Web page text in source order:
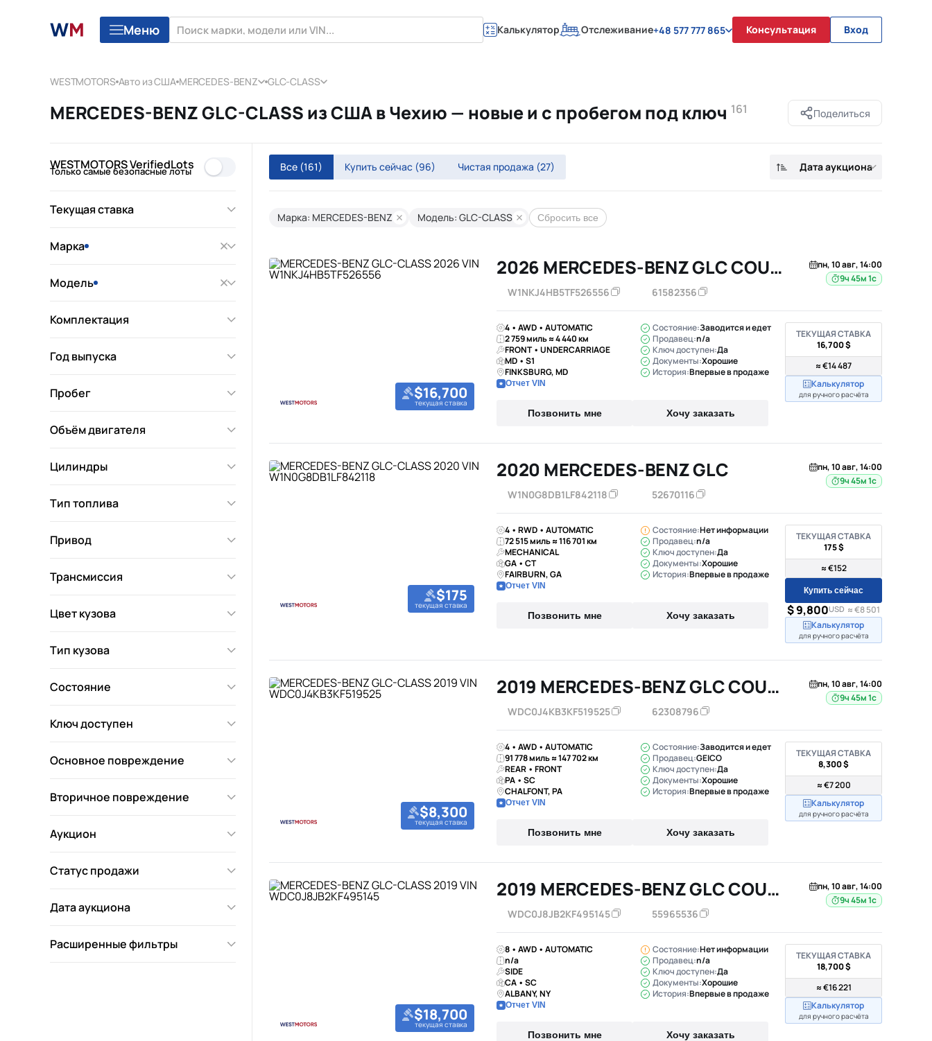
Меню Калькулятор Отслеживание+48 577 777 865 Консультация Вход
WESTMOTORS Авто из США MERCEDES-BENZ GLC-CLASS
MERCEDES-BENZ GLC-CLASS из США в Чехию — новые и с пробегом под ключ 161 Поделиться
WESTMOTORS VerifiedLots
Только самые безопасные лоты
Текущая ставка
Марка
Модель
Комплектация
Год выпуска
Пробег
Объём двигателя
Цилиндры
Тип топлива
Привод
Трансмиссия
Цвет кузова
Тип кузова
Состояние
Ключ доступен
Основное повреждение
Вторичное повреждение
Аукцион
Статус продажи
Дата аукциона
Расширенные фильтры
Дата аукциона
Все (161) Купить сейчас (96) Чистая продажа (27)
Марка: MERCEDES-BENZ Модель: GLC-CLASS Сбросить все
$16,700
текущая ставка
2026 MERCEDES-BENZ GLC COUPE
W1NKJ4HB5TF526556 61582356
пн, 10 авг, 14:00
9ч 45м
4 • AWD • AUTOMATIC
2 759 миль ≈ 4 440 км
FRONT • UNDERCARRIAGE
MD • S1
FINKSBURG, MD
Отчет VIN
Состояние:Заводится и едет
Продавец:n/a
Ключ доступен:Да
Документы:Хорошие
История:Впервые в продаже
Позвонить мне Хочу заказать
ТЕКУЩАЯ СТАВКА
16,700 $
≈ €14 487
Калькулятор
для ручного расчёта
$175
текущая ставка
2020 MERCEDES-BENZ GLC
W1N0G8DB1LF842118 52670116
пн, 10 авг, 14:00
9ч 45м
4 • RWD • AUTOMATIC
72 515 миль ≈ 116 701 км
MECHANICAL
GA • CT
FAIRBURN, GA
Отчет VIN
Состояние:Нет информации
Продавец:n/a
Ключ доступен:Да
Документы:Хорошие
История:Впервые в продаже
Позвонить мне Хочу заказать
ТЕКУЩАЯ СТАВКА
175 $
≈ €152
Купить сейчас
$ 9,800USD ≈ €8 501
Калькулятор
для ручного расчёта
$8,300
текущая ставка
2019 MERCEDES-BENZ GLC COUPE
WDC0J4KB3KF519525 62308796
пн, 10 авг, 14:00
9ч 45м
4 • AWD • AUTOMATIC
91 778 миль ≈ 147 702 км
REAR • FRONT
PA • SC
CHALFONT, PA
Отчет VIN
Состояние:Заводится и едет
Продавец:GEICO
Ключ доступен:Да
Документы:Хорошие
История:Впервые в продаже
Позвонить мне Хочу заказать
ТЕКУЩАЯ СТАВКА
8,300 $
≈ €7 200
Калькулятор
для ручного расчёта
$18,700
текущая ставка
2019 MERCEDES-BENZ GLC COUPE
WDC0J8JB2KF495145 55965536
пн, 10 авг, 14:00
9ч 45м
8 • AWD • AUTOMATIC
n/a
SIDE
CA • SC
ALBANY, NY
Отчет VIN
Состояние:Нет информации
Продавец:n/a
Ключ доступен:Да
Документы:Хорошие
История:Впервые в продаже
Позвонить мне Хочу заказать
ТЕКУЩАЯ СТАВКА
18,700 $
≈ €16 221
Калькулятор
для ручного расчёта